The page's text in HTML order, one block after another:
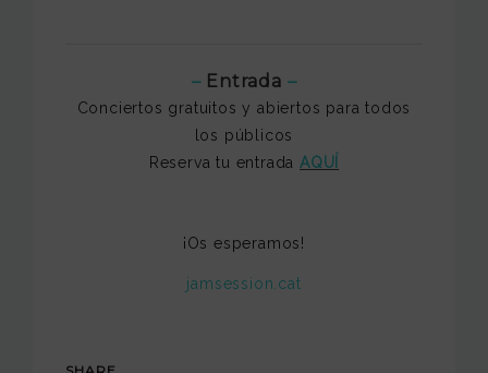
–Entrada –
Conciertos gratuitos y abiertos para todos
los públicos
Reserva tu entrada AQUÍ
¡Os esperamos!
jamsession.cat